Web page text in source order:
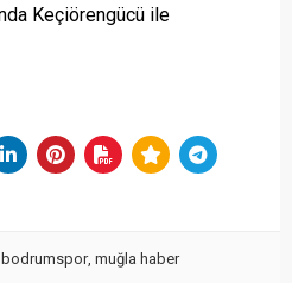
Keçiörengücü ile
bodrumspor, muğla haber